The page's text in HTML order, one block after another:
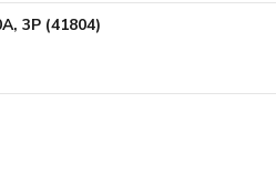
3P (41804)